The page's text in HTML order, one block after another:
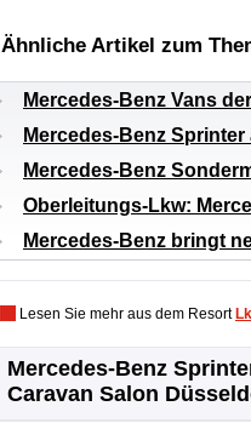
Ähnliche Artikel zum
Mercedes-Benz Vans
Mercedes-Benz
Mercedes-Benz
Oberleitungs-Lkw:
Mercedes-Benz bringt
Lesen Sie mehr aus dem Resort
Mercedes-Benz
Caravan Salon